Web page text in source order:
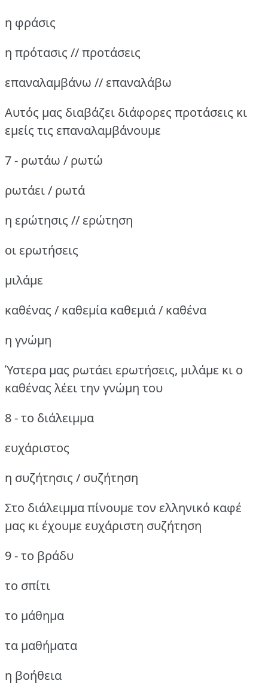
η φράσις
η πρότασις // προτάσεις
επαναλαμβάνω // επαναλάβω
Αυτός μας διαβάζει διάφορες προτάσεις κι
εμείς τις επαναλαμβάνουμε
7 - ρωτάω / ρωτώ
ρωτάει / ρωτά
η ερώτησις // ερώτηση
οι ερωτήσεις
μιλάμε
καθένας / καθεμία καθεμιά / καθένα
η γνώμη
Ύστερα μας ρωτάει ερωτήσεις, μιλάμε κι ο
καθένας λέει την γνώμη του
8 - το διάλειμμα
ευχάριστος
η συζήτησις / συζήτηση
Στο διάλειμμα πίνουμε τον ελληνικό καφέ
μας κι έχουμε ευχάριστη συζήτηση
9 - το βράδυ
το σπίτι
το μάθημα
τα μαθήματα
η βοήθεια